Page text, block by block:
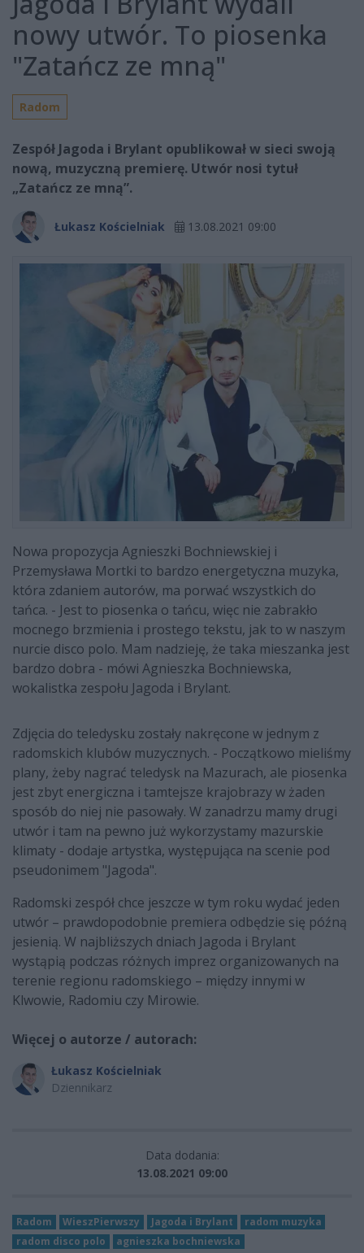
nowy utwór. To piosenka
"Zatańcz ze mną"
Radom
Zespół Jagoda i Brylant opublikował w sieci swoją
nową, muzyczną premierę. Utwór nosi tytuł
„Zatańcz ze mną”.
Łukasz Kościelniak 13.08.2021 09:00
Nowa propozycja Agnieszki Bochniewskiej i
Przemysława Mortki to bardzo energetyczna muzyka,
która zdaniem autorów, ma porwać wszystkich do
tańca. - Jest to piosenka o tańcu, więc nie zabrakło
mocnego brzmienia i prostego tekstu, jak to w naszym
nurcie disco polo. Mam nadzieję, że taka mieszanka jest
bardzo dobra - mówi Agnieszka Bochniewska,
wokalistka zespołu Jagoda i Brylant.
Zdjęcia do teledysku zostały nakręcone w jednym z
radomskich klubów muzycznych. - Początkowo mieliśmy
plany, żeby nagrać teledysk na Mazurach, ale piosenka
jest zbyt energiczna i tamtejsze krajobrazy w żaden
sposób do niej nie pasowały. W zanadrzu mamy drugi
utwór i tam na pewno już wykorzystamy mazurskie
klimaty - dodaje artystka, występująca na scenie pod
pseudonimem "Jagoda".
Radomski zespół chce jeszcze w tym roku wydać jeden
utwór – prawdopodobnie premiera odbędzie się późną
jesienią. W najbliższych dniach Jagoda i Brylant
wystąpią podczas różnych imprez organizowanych na
terenie regionu radomskiego – między innymi w
Klwowie, Radomiu czy Mirowie.
Więcej o autorze / autorach:
Łukasz Kościelniak
Dziennikarz
Data dodania:
13.08.2021 09:00
Radom WieszPierwszy Jagoda i Brylant
radom muzyka
radom disco polo
agnieszka bochniewska